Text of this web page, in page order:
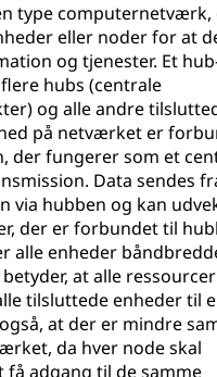
type computernetværk,
eller noder for at
og tjenester. Et
hubs (centrale
og alle andre
på netværket er
der fungerer som et
Data sendes
via hubben og kan
der er forbundet til
alle enheder
at alle
tilsluttede enheder til
at der er mindre
da hver node skal
adgang til de samme